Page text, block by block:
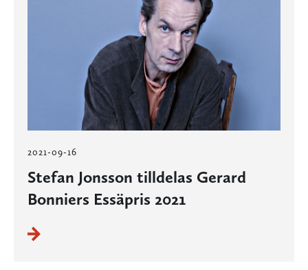
2021-09-16
Stefan Jonsson tilldelas Gerard
Bonniers Essäpris 2021